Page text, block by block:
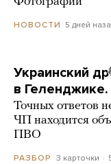
НОВОСТИ 5 дней
Украинский
в Геленджике.
Точных ответов
ЧП находится
ПВО
РАЗБОР 3 карточки